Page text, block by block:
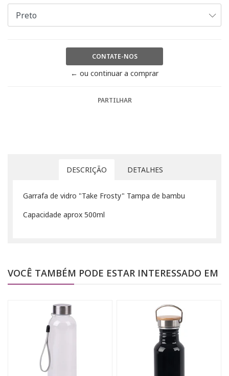
CONTATE-NOS
← ou continuar a comprar
PARTILHAR
DESCRIÇÃO DETALHES
Garrafa de vidro "Take Frosty" Tampa de bambu
Capacidade aprox 500ml
VOCÊ TAMBÉM PODE ESTAR INTERESSADO EM